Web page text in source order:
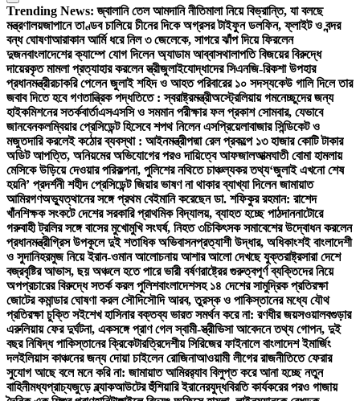
Trending News: জ্বালানি তেল আমদানি নীতিমালা নিয়ে বিভ্রান্তি, যা বলছে
মন্ত্রণালয়জাপানে তাণ্ডব চালিয়ে চীনের দিকে অগ্রসর টাইফুন ডলফিন, ফ্লাইট ও বন্দর
বন্ধ ঘোষণাআরাকান আর্মি ধরে নিল ৩ জেলেকে, সাগরে ঝাঁপ দিয়ে ফিরলেন
দুজনবাংলাদেশের ক্যাম্পে যোগ দিলেন অ্যাডাম আব্বাসথালাপতি বিজয়ের বিরুদ্ধে
দায়েরকৃত মামলা প্রত্যাহার করলেন স্ত্রীজুলাইযোদ্ধাদের সিএনজি-রিকশা উপহার
প্রধানমন্ত্রীরচাকরি পেলেন জুলাই শহিদ ও আহত পরিবারের ১০ সদস্যকেউ গালি দিলে তার
জবাব দিতে হবে গণতান্ত্রিক পদ্ধতিতে : স্বরাষ্ট্রমন্ত্রীঅস্ট্রেলিয়ায় গমনেচ্ছুদের জন্য
হাইকমিশনের সতর্কবার্তাএসএসসি ও সমমান পরীক্ষার ফল প্রকাশ সোমবার, যেভাবে
জানবেনকলম্বিয়ার প্রেসিডেন্ট হিসেবে শপথ নিলেন এসপ্রিয়েলাবাজার সিন্ডিকেট ও
মজুতদারি করলেই কঠোর ব্যবস্থা : আইনমন্ত্রীপদ্মা রেল প্রকল্পে ১৩ হাজার কোটি টাকার
অডিট আপত্তি, অনিয়মের অভিযোগের পরও দায়িত্বে আফজালআত্মঘাতী বোমা হামলায়
মেসিকে উড়িয়ে দেওয়ার পরিকল্পনা, পুলিশের নথিতে চাঞ্চল্যকর তথ্য‘জুলাই এখনো শেষ
হয়নি’ প্রদর্শনী শহীদ প্রেসিডেন্ট জিয়ার ভাষণ না থাকার ব্যাখ্যা দিলেন জামায়াত
আমিরগণঅভ্যুত্থানের সঙ্গে প্রথম বেইমানি করেছেন ডা. শফিকুর রহমান: রাশেদ
খাঁনশিক্ষক সংকটে দেশের সরকারি প্রাথমিক বিদ্যালয়, ব্যাহত হচ্ছে পাঠদাননাটোরে
গরুবাহী ট্রলির সঙ্গে বাসের মুখোমুখি সংঘর্ষ, নিহত ৩চিকিৎসক সমাবেশের উদ্বোধন করলেন
প্রধানমন্ত্রীগ্রিস উপকূলে দুই শতাধিক অভিবাসনপ্রত্যাশী উদ্ধার, অধিকাংশই বাংলাদেশী
ও সুদানিহরমুজ নিয়ে ইরান-ওমান আলোচনায় আশার আলো দেখছে যুক্তরাষ্ট্রসারা দেশে
বজ্রবৃষ্টির আভাস, ছয় অঞ্চলে হতে পারে ভারী বর্ষণরাষ্ট্রের গুরুত্বপূর্ণ ব্যক্তিদের নিয়ে
অপপ্রচারের বিরুদ্ধে সতর্ক করল পুলিশবাংলাদেশসহ ১৪ দেশের সামুদ্রিক প্রতিরক্ষা
জোটের কমান্ডার ঘোষণা করল সৌদিসৌদি আরব, তুরস্ক ও পাকিস্তানের মধ্যে যৌথ
প্রতিরক্ষা চুক্তি সইশেখ হাসিনার বক্তব্য ভারত সমর্থন করে না: রণধীর জয়সওয়ালবগুড়ার
এরুলিয়ায় ফের দুর্ঘটনা, একসঙ্গে প্রাণ গেল স্বামী-স্ত্রীভিসা আবেদনে তথ্য গোপন, দুই
বছর নিষিদ্ধ পাকিস্তানের ক্রিকেটারত্রিদেশীয় সিরিজের ফাইনালে বাংলাদেশ ইমার্জিং
দলইলিয়াস কাঞ্চনের জন্য দোয়া চাইলেন রোজিনাআওয়ামী লীগের রাজনীতিতে ফেরার
সুযোগ আছে বলে মনে করি না: জামায়াত আমিরর‍্যাব বিলুপ্ত করে আনা হচ্ছে নতুন
বাহিনীমধ্যপ্রাচ্যজুড়ে ব্ল্যাকআউটের হুঁশিয়ারি ইরানেরযুদ্ধবিরতি কার্যকরের পরও গাজায়